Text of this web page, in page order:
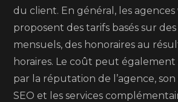
du client. En général, les agences
proposent des tarifs basés sur
mensuels, des honoraires au
horaires. Le coût peut
par la réputation de l’agence,
SEO et les services